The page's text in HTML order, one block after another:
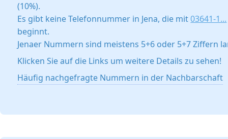
(10%).
Es gibt keine Telefonnummer in Jena, die mit03641-1...
beginnt.
Jenaer Nummern sind meistens 5+6 oder 5+7 Ziffern
Klicken Sie auf die Links um weitere Details zu sehen!
Häufig nachgefragte Nummern in der Nachbarschaft